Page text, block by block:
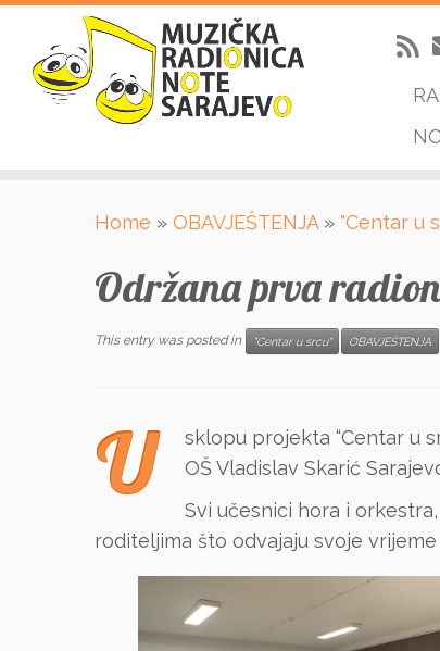
Home » OBAVJEŠTENJA » "Centar u
Održana prva
This entry was posted in "Centar u srcu" OBAVJEŠTENJA
U
sklopu projekta “Centar u
OŠ Vladislav Skarić
Svi učesnici hora i
roditeljima što odvajaju svoje